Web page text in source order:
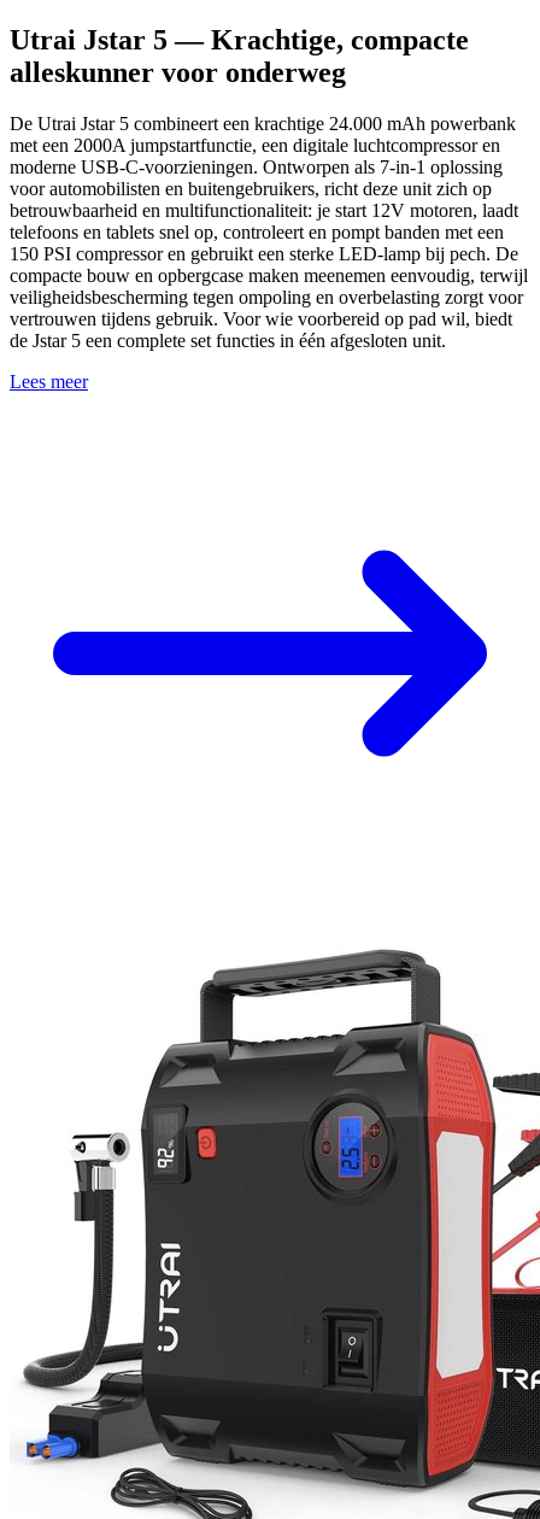
Utrai Jstar 5 — Krachtige, compacte
alleskunner voor onderweg
De Utrai Jstar 5 combineert een krachtige 24.000 mAh powerbank
met een 2000A jumpstartfunctie, een digitale luchtcompressor en
moderne USB-C-voorzieningen. Ontworpen als 7-in-1 oplossing
voor automobilisten en buitengebruikers, richt deze unit zich op
betrouwbaarheid en multifunctionaliteit: je start 12V motoren, laadt
telefoons en tablets snel op, controleert en pompt banden met een
150 PSI compressor en gebruikt een sterke LED-lamp bij pech. De
compacte bouw en opbergcase maken meenemen eenvoudig, terwijl
veiligheidsbescherming tegen ompoling en overbelasting zorgt voor
vertrouwen tijdens gebruik. Voor wie voorbereid op pad wil, biedt
de Jstar 5 een complete set functies in één afgesloten unit.
Lees meer